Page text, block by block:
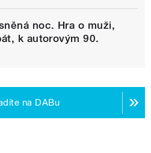
noc. Hra o muži,
k autorovým 90.
na DABu